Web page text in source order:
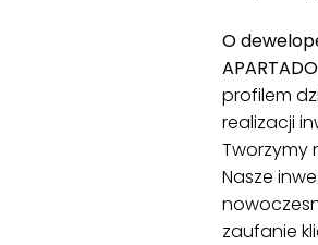
O
profilem
realizacji
Tworzymy
Nasze
zaufanie